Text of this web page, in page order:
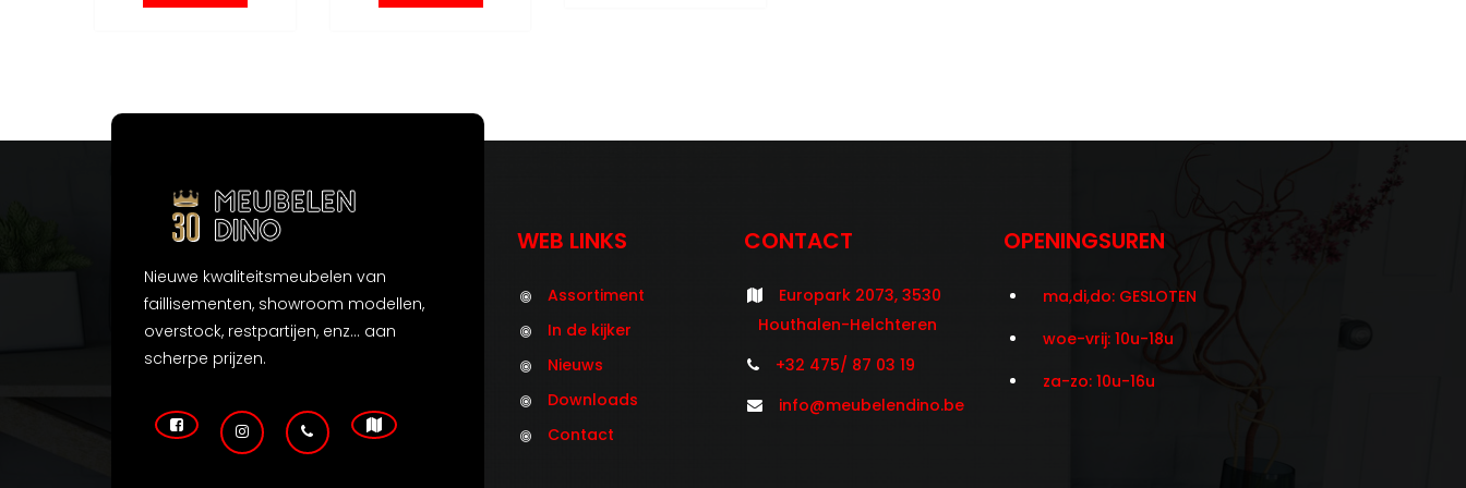
Nieuwe kwaliteitsmeubelen van
faillisementen, showroom modellen,
overstock, restpartijen, enz... aan
scherpe prijzen.
WEB LINKS
Assortiment
In de kijker
Nieuws
Downloads
Contact
CONTACT
Europark 2073, 3530
Houthalen-Helchteren
+32 475/ 87 03 19
info@meubelendino.be
OPENINGSUREN
ma,di,do: GESLOTEN
woe-vrij: 10u-18u
za-zo: 10u-16u